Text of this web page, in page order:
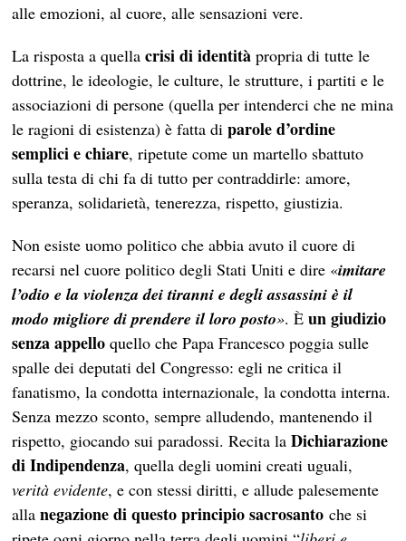
alle emozioni, al cuore, alle sensazioni vere.
La risposta a quellacrisi di identità propria di tutte le
dottrine, le ideologie, le culture, le strutture, i partiti e le
associazioni di persone (quella per intenderci che ne mina
le ragioni di esistenza) è fatta diparole d’ordine
semplici e chiare, ripetute come un martello sbattuto
sulla testa di chi fa di tutto per contraddirle: amore,
speranza, solidarietà, tenerezza, rispetto, giustizia.
Non esiste uomo politico che abbia avuto il cuore di
recarsi nel cuore politico degli Stati Uniti e dire «imitare
l’odio e la violenza dei tiranni e degli assassini è il
modo migliore di prendere il loro posto». Èun giudizio
senza appello quello che Papa Francesco poggia sulle
spalle dei deputati del Congresso: egli ne critica il
fanatismo, la condotta internazionale, la condotta interna.
Senza mezzo sconto, sempre alludendo, mantenendo il
rispetto, giocando sui paradossi. Recita laDichiarazione
di Indipendenza, quella degli uomini creati uguali,
verità evidente, e con stessi diritti, e allude palesemente
allanegazione di questo principio sacrosanto che si